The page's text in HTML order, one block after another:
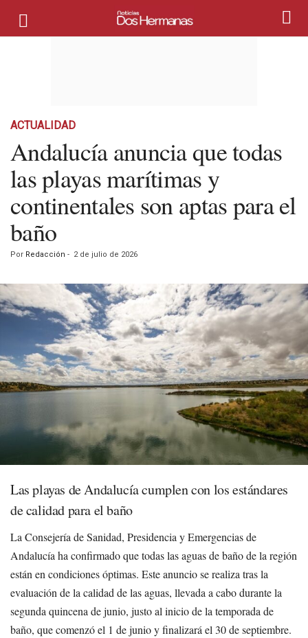
ACTUALIDAD
Andalucía anuncia que todas
las playas marítimas y
continentales son aptas para el
baño
Por Redacción - 2 de julio de 2026
Las playas de Andalucía cumplen con los estándares
de calidad para el baño
La Consejería de Sanidad, Presidencia y Emergencias de
Andalucía ha confirmado que todas las aguas de baño de la región
están en condiciones óptimas. Este anuncio se realiza tras la
evaluación de la calidad de las aguas, llevada a cabo durante la
segunda quincena de junio, justo al inicio de la temporada de
baño, que comenzó el 1 de junio y finalizará el 30 de septiembre.